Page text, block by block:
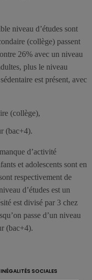
niveau d’études sont
(collège) passent
26% avec un niveau
plus le niveau
est présent, avec
(collège),
(bac+4).
d’activité
et adolescents sont en
respectivement de
d’études est un
est divisé par 3 chez
passe d’un niveau
(bac+4).
INÉGALITÉS SOCIALES